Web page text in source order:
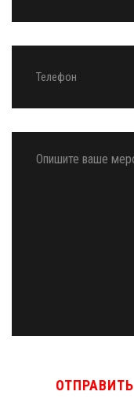
ОТПРАВИТЬ